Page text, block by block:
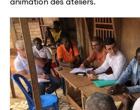
animation des ateliers.